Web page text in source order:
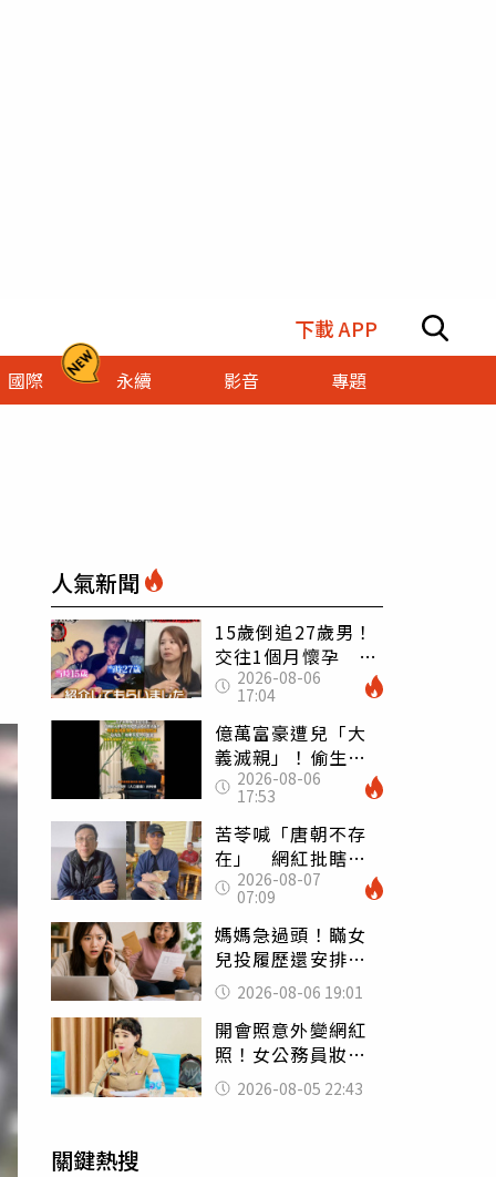
下載 APP
國際 永續 影音 專題
人氣新聞
15歲倒追27歲男！
交往1個月懷孕 36
歲當阿嬤故事曝光
2026-08-06
17:04
億萬富豪遭兒「大
義滅親」！偷生子
怕曝光 竟盜鄰居
身份辦假證落戶
2026-08-06
17:53
苦苓喊「唐朝不存
在」 網紅批瞎編
歷史：李白、杜甫
用鮮卑文寫詩？
2026-08-07
07:09
媽媽急過頭！瞞女
兒投履歷還安排面
試 她接來電當場
傻眼
2026-08-06 19:01
開會照意外變網紅
照！女公務員妝容
掀2千則留言 本人
怒嗆：化妝有錯嗎
2026-08-05 22:43
關鍵熱搜